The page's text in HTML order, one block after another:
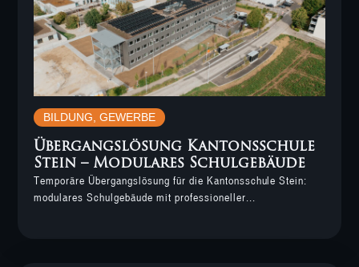
BILDUNG,GEWERBE
Übergangslösung Kantonsschule
Stein – Modulares Schulgebäude
Temporäre Übergangslösung für die Kantonsschule Stein:
modulares Schulgebäude mit professioneller...